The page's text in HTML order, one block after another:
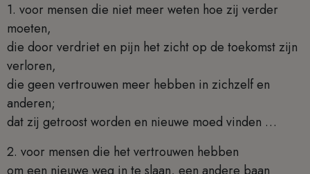
1. voor mensen die niet meer weten hoe zij verder
moeten,
die door verdriet en pijn het zicht op de toekomst zijn
verloren,
die geen vertrouwen meer hebben in zichzelf en
anderen;
dat zij getroost worden en nieuwe moed vinden …
2. voor mensen die het vertrouwen hebben